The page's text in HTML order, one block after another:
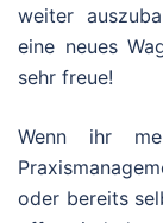
weiter
eine neues
sehr freue!
Wenn ihr
oder bereits